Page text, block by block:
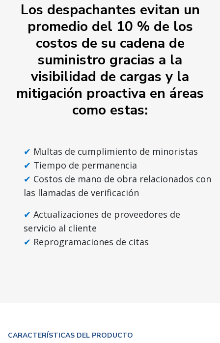
Los despachantes evitan un
promedio del 10 % de los
costos de su cadena de
suministro gracias a la
visibilidad de cargas y la
mitigación proactiva en áreas
como estas:
Multas de cumplimiento de minoristas
Tiempo de permanencia
Costos de mano de obra relacionados con
las llamadas de verificación
Actualizaciones de proveedores de
servicio al cliente
Reprogramaciones de citas
CARACTERÍSTICAS DEL PRODUCTO